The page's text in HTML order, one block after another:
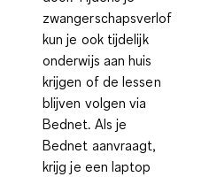
zwangerschapsverlof
kun je ook tijdelijk
onderwijs aan huis
krijgen of de lessen
blijven volgen via
Bednet. Als je
Bednet aanvraagt,
krijg je een laptop